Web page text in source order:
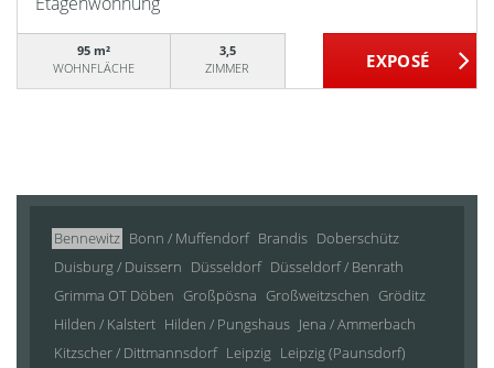
95 m²
WOHNFLÄCHE
3,5
ZIMMER
Bennewitz Bonn / Muffendorf Brandis Doberschütz
Duisburg / Duissern Düsseldorf Düsseldorf / Benrath
Grimma OT Döben Großpösna Großweitzschen Gröditz
Hilden / Kalstert Hilden / Pungshaus Jena / Ammerbach
Kitzscher / Dittmannsdorf Leipzig Leipzig (Paunsdorf)